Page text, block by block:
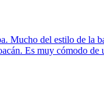
Mucho del estilo de la
Es muy cómodo